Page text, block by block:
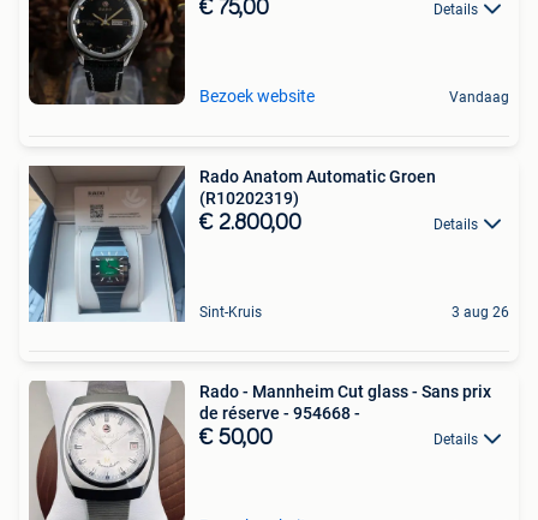
€ 75,00 Details
Bezoek website Vandaag
Rado Anatom Automatic Groen
(R10202319)
€ 2.800,00 Details
Sint-Kruis 3 aug 26
Rado - Mannheim Cut glass - Sans prix
de réserve - 954668 -
€ 50,00 Details